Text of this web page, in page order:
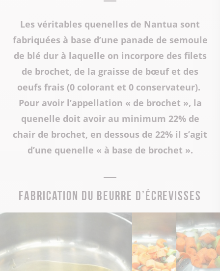
Les véritables quenelles de Nantua sont
fabriquées à base d’une panade de semoule
de blé dur à laquelle on incorpore des filets
de brochet, de la graisse de bœuf et des
oeufs frais (0 colorant et 0 conservateur).
Pour avoir l’appellation « de brochet », la
quenelle doit avoir au minimum 22% de
chair de brochet, en dessous de 22% il s’agit
d’une quenelle « à base de brochet ».
Fabrication du beurre d’Écrevisses